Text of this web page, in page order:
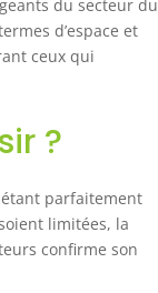
du secteur du
d’espace et
ceux qui
?
parfaitement
limitées, la
confirme son